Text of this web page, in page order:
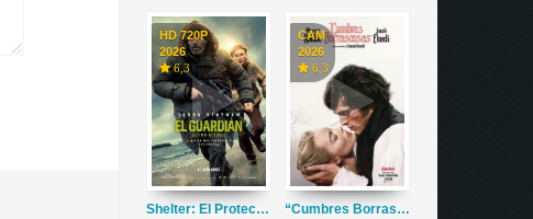
HD 720P
2026
6,3
Shelter: El Protector
CAM
2026
6,3
“Cumbres Borrascosas”